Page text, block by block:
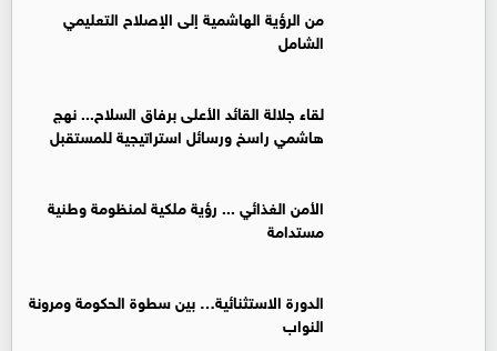
من الرؤية الهاشمية إلى الإصلاح التعليمي
الشامل
لقاء جلالة القائد الأعلى برفاق السلاح... نهج
هاشمي راسخ ورسائل استراتيجية للمستقبل
الأمن الغذائي ... رؤية ملكية لمنظومة وطنية
مستدامة
الدورة الاستثنائية… بين سطوة الحكومة ومرونة
النواب